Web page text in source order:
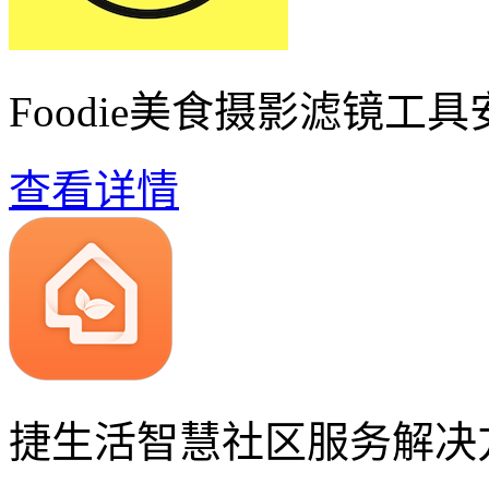
Foodie美食摄影滤镜工具
查看详情
捷生活智慧社区服务解决